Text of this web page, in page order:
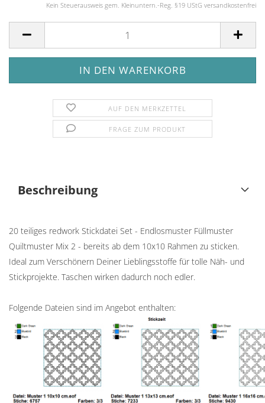
Kein Steuerausweis gem. Kleinuntern.-Reg. §19 UStG versandkostenfrei
AUF DEN MERKZETTEL
FRAGE ZUM PRODUKT
Beschreibung
20 teiliges redwork Stickdatei Set - Endlosmuster Füllmuster
Quiltmuster Mix 2 - bereits ab dem 10x10 Rahmen zu sticken.
Ideal zum Verschönern Deiner Lieblingsstoffe für tolle Näh- und
Stickprojekte. Taschen wirken dadurch noch edler.
Folgende Dateien sind im Angebot enthalten: